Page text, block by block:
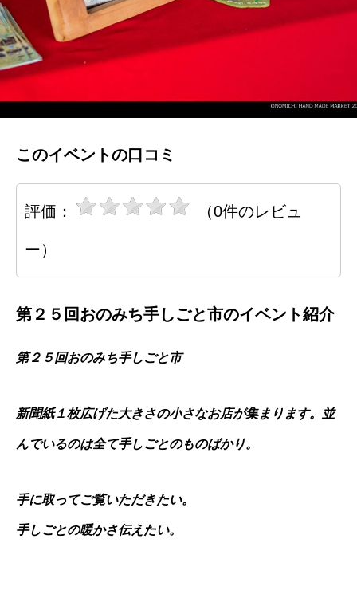
このイベントの口コミ
評価： （0件のレビュ
ー）
第２５回おのみち手しごと市のイベント紹介
第２５回おのみち手しごと市
新聞紙１枚広げた大きさの小さなお店が集まります。並
んでいるのは全て手しごとのものばかり。
手に取ってご覧いただきたい。
手しごとの暖かさ伝えたい。